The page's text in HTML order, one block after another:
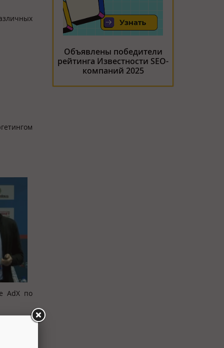
AdX по
на Ad
Объявлены победители
рейтинга Известности SEO-
компаний 2025